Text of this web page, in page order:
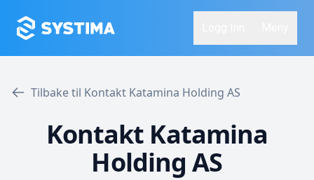
Tilbake til Kontakt Katamina Holding AS
Kontakt Katamina
Holding AS